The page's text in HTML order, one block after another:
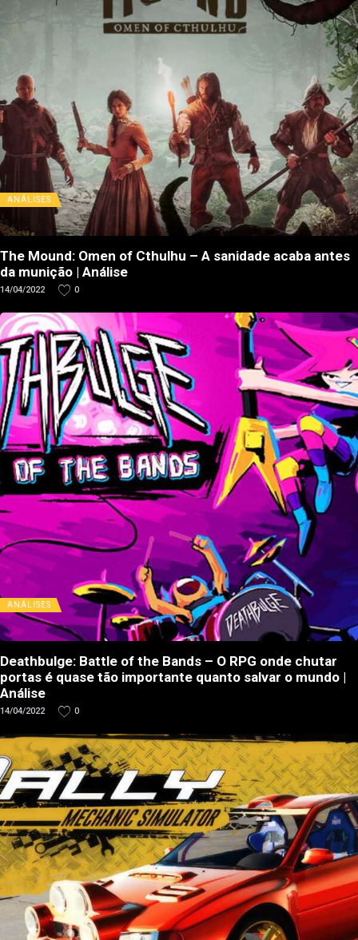
ANÁLISES
The Mound: Omen of Cthulhu – A sanidade acaba antes
da munição | Análise
14/04/2022 0
ANÁLISES
Deathbulge: Battle of the Bands – O RPG onde chutar
portas é quase tão importante quanto salvar o mundo |
Análise
14/04/2022 0